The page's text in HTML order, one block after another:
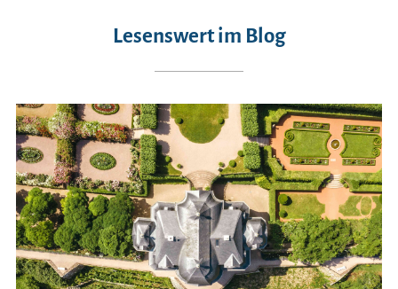
Lesenswert im Blog